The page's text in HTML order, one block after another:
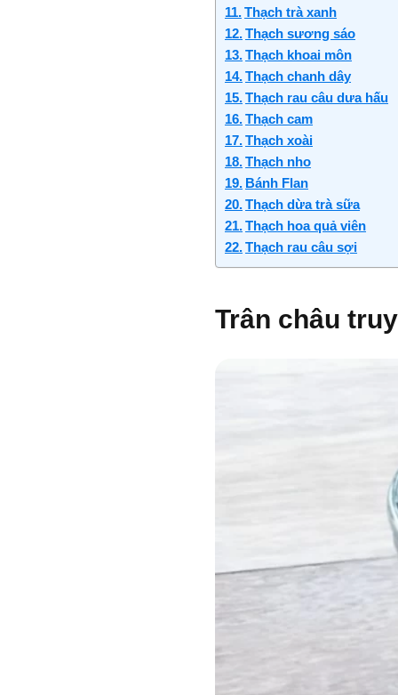
Thạch trà xanh
Thạch sương sáo
Thạch khoai môn
Thạch chanh dây
Thạch rau câu dưa hấu
Thạch cam
Thạch xoài
Thạch nho
Bánh Flan
Thạch dừa trà sữa
Thạch hoa quả viên
Thạch rau câu sợi
Trân châu